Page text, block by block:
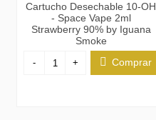
Cartucho Desechable 10-OH
- Space Vape 2ml
Strawberry 90% by Iguana
Smoke
- + Comprar